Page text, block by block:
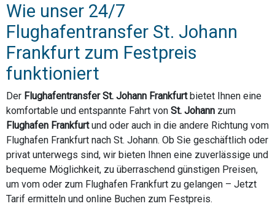
Wie unser 24/7
Flughafentransfer St. Johann
Frankfurt zum Festpreis
funktioniert
Der Flughafentransfer St. Johann Frankfurtbietet Ihnen eine
komfortable und entspannte Fahrt von St. Johann zum
Flughafen Frankfurtund oder auch in die andere Richtung vom
Flughafen Frankfurt nach St. Johann. Ob Sie geschäftlich oder
privat unterwegs sind, wir bieten Ihnen eine zuverlässige und
bequeme Möglichkeit, zu überraschend günstigen Preisen,
um vom oder zum Flughafen Frankfurt zu gelangen – Jetzt
Tarif ermitteln und online Buchen zum Festpreis.